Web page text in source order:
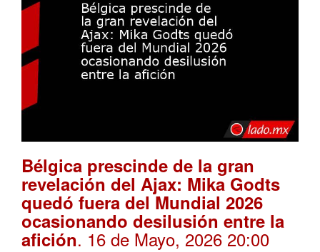
Bélgica prescinde de la gran
revelación del Ajax: Mika Godts
quedó fuera del Mundial 2026
ocasionando desilusión entre la
afición. 16 de Mayo, 2026 20:00